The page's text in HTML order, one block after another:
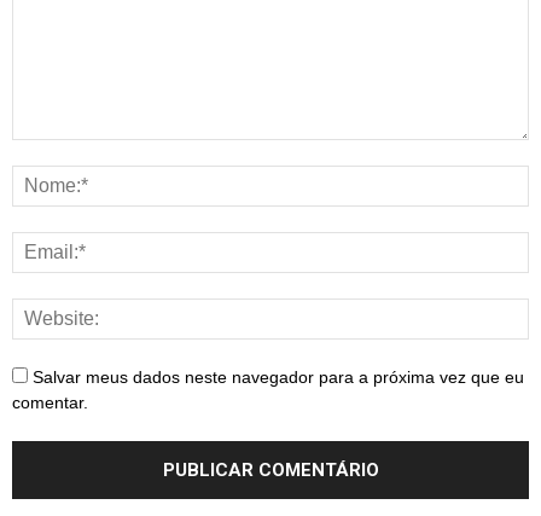
Salvar meus dados neste navegador para a próxima vez que eu
comentar.